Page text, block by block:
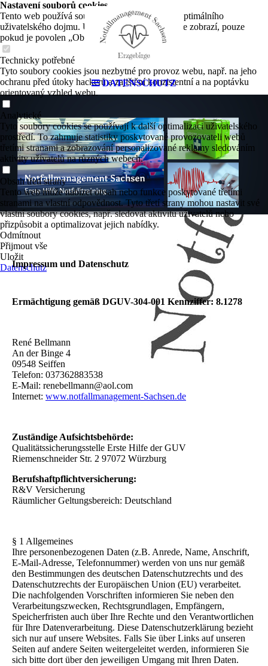
DATENSCHUTZ
Impressum und Datenschutz
Ermächtigung gemäß DGUV-304-001 Kennziffer: 8.1278
René Bellmann
An der Binge 4
09548 Seiffen
Telefon: 037362883538
E-Mail: renebellmann@aol.com
Internet: www.notfallmanagement-Sachsen.de
Zuständige Aufsichtsbehörde:
Qualitätssicherungsstelle Erste Hilfe der GUV
Riemenschneider Str. 2 97072 Würzburg
Berufshaftpflichtversicherung:
R&V Versicherung
Räumlicher Geltungsbereich: Deutschland
§ 1 Allgemeines
Ihre personenbezogenen Daten (z.B. Anrede, Name, Anschrift,
E-Mail-Adresse, Telefonnummer) werden von uns nur gemäß
den Bestimmungen des deutschen Datenschutzrechts und des
Datenschutzrechts der Europäischen Union (EU) verarbeitet.
Die nachfolgenden Vorschriften informieren Sie neben den
Verarbeitungszwecken, Rechtsgrundlagen, Empfängern,
Speicherfristen auch über Ihre Rechte und den Verantwortlichen
für Ihre Datenverarbeitung. Diese Datenschutzerklärung bezieht
sich nur auf unsere Websites. Falls Sie über Links auf unseren
Seiten auf andere Seiten weitergeleitet werden, informieren Sie
sich bitte dort über den jeweiligen Umgang mit Ihren Daten.
Nastavení souborů cookies
Tento web používá soubory cookies k zajištění optimálního
uživatelského dojmu. Určitý obsah třetích stran se zobrazí, pouze
pokud je povolen „Obsah třetích stran“.
Technicky potřebné
Tyto soubory cookies jsou nezbytné pro provoz webu, např. na jeho
ochranu před útoky hackerů a zajištění konzistentní a na poptávku
orientovaný vzhled webu.
Analytické
Tyto soubory cookies se používají k další optimalizaci uživatelského
prostředí. To zahrnuje statistiky poskytované provozovateli webů
třetími stranami a zobrazování personalizované reklamy sledováním
aktivity uživatelů na různých webech.
Obsah třetí strany
Tento web může nabízet obsah nebo funkce poskytované třetími
stranami na vlastní odpovědnost. Tyto třetí strany mohou nastavit své
vlastní soubory cookies, např. sledovat aktivitu uživatelů nebo
přizpůsobit a optimalizovat jejich nabídky.
Odmítnout
Přijmout vše
Uložit
Datenschutz